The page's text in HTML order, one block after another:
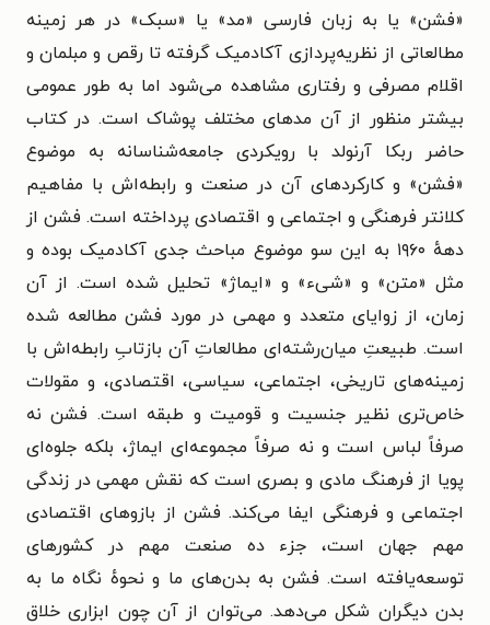
«فشن» یا به زبان فارسی «مد» یا «سبک» در هر زمینه
مطالعاتی از نظریه‌پردازی آکادمیک گرفته تا رقص و مبلمان و
اقلام مصرفی و رفتاری مشاهده می‌شود اما به طور عمومی
بیشتر منظور از آن مدهای مختلف پوشاک است. در کتاب
حاضر ربکا آرنولد با رویکردی جامعه‌شناسانه به موضوع
«فشن» و کارکردهای آن در صنعت و رابطه‌اش با مفاهیم
کلانتر فرهنگی و اجتماعی و اقتصادی پرداخته است. فشن از
دههٔ ۱۹۶۰ به این سو موضوع مباحث جدی آکادمیک بوده و
مثل «متن» و «شیء» و «ایماژ» تحلیل شده است. از آن
زمان، از زوایای متعدد و مهمی در مورد فشن مطالعه شده
است. طبیعتِ میان‌رشته‌ای مطالعاتِ آن بازتابِ رابطه‌اش با
زمینه‌های تاریخی، اجتماعی، سیاسی، اقتصادی، و مقولات
خاص‌تری نظیر جنسیت و قومیت و طبقه است. فشن نه
صرفاً لباس است و نه صرفاً مجموعه‌ای ایماژ، بلکه جلوه‌ای
پویا از فرهنگ مادی و بصری است که نقش مهمی در زندگی
اجتماعی و فرهنگی ایفا می‌کند. فشن از بازوهای اقتصادی
مهم جهان است، جزء ده صنعت مهم در کشورهای
توسعه‌یافته است. فشن به بدن‌های ما و نحوهٔ نگاه ما به
بدن دیگران شکل می‌دهد. می‌توان از آن چون ابزاری خلاق